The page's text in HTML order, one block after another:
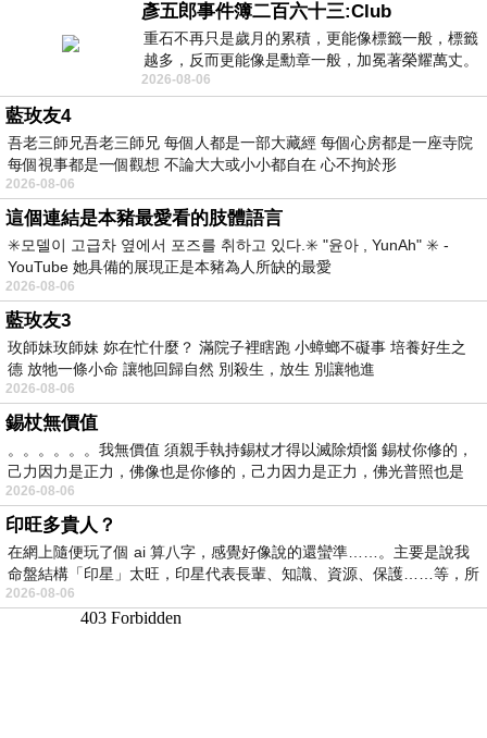
彥五郎事件簿二百六十三:Club
重石不再只是歲月的累積，更能像標籤一般，標籤
越多，反而更能像是勳章一般，加冕著榮耀萬丈。
習慣一如縱容，成了再難輕輕放下的罪證
2026-08-06
藍玫友4
吾老三師兄吾老三師兄 每個人都是一部大藏經 每個心房都是一座寺院
每個視事都是一個觀想 不論大大或小小都自在 心不拘於形
2026-08-06
這個連結是本豬最愛看的肢體語言
✳️모델이 고급차 옆에서 포즈를 취하고 있다.✳️ "윤아 , YunAh" ✳️ -
YouTube 她具備的展現正是本豬為人所缺的最愛
2026-08-06
藍玫友3
玫師妹玫師妹 妳在忙什麼？ 滿院子裡瞎跑 小蟑螂不礙事 培養好生之
德 放牠一條小命 讓牠回歸自然 別殺生，放生 別讓牠進
2026-08-06
錫杖無價值
。。。。。。我無價值 須親手執持錫杖才得以滅除煩惱 錫杖你修的，
己力因力是正力，佛像也是你修的，己力因力是正力，佛光普照也是
2026-08-06
印旺多貴人？
在網上隨便玩了個 ai 算八字，感覺好像說的還蠻準……。主要是說我
命盤結構「印星」太旺，印星代表長輩、知識、資源、保護……等，所
2026-08-06